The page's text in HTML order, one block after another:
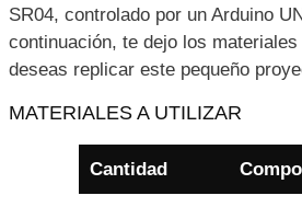
SR04, controlado por un Arduino
continuación, te dejo los
deseas replicar este pequeño
MATERIALES A UTILIZAR
Cantidad